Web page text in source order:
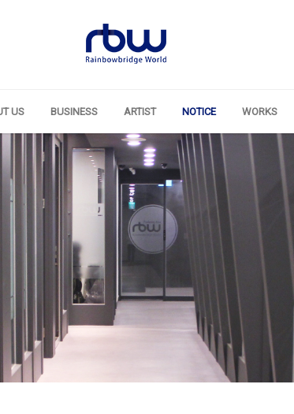
US BUSINESS ARTIST NOTICE WORKS